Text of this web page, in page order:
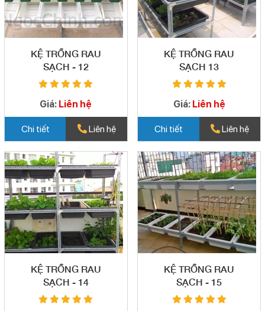
KỆ TRỒNG RAU
SẠCH - 12
Giá: Liên hệ
Chi tiết Liên hệ
KỆ TRỒNG RAU
SẠCH 13
Giá: Liên hệ
Chi tiết Liên hệ
KỆ TRỒNG RAU
SẠCH - 14
KỆ TRỒNG RAU
SẠCH - 15